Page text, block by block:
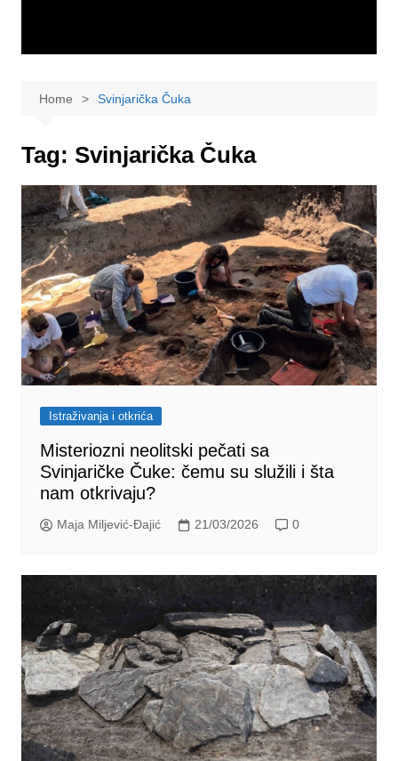
Home Svinjarička Čuka
Tag: Svinjarička Čuka
Istraživanja i otkrića
Misteriozni neolitski pečati sa
Svinjaričke Čuke: čemu su služili i šta
nam otkrivaju?
Maja Miljević-Đajić 21/03/2026 0